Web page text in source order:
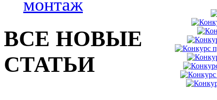
монтаж
ВСЕ НОВЫЕ
СТАТЬИ